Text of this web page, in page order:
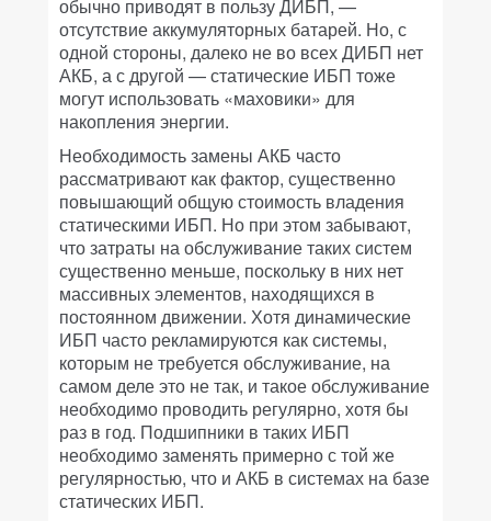
обычно приводят в пользу ДИБП, —
отсутствие аккумуляторных батарей. Но, с
одной стороны, далеко не во всех ДИБП нет
АКБ, а с другой — статические ИБП тоже
могут использовать «маховики» для
накопления энергии.
Необходимость замены АКБ часто
рассматривают как фактор, существенно
повышающий общую стоимость владения
статическими ИБП. Но при этом забывают,
что затраты на обслуживание таких систем
существенно меньше, поскольку в них нет
массивных элементов, находящихся в
постоянном движении. Хотя динамические
ИБП часто рекламируются как системы,
которым не требуется обслуживание, на
самом деле это не так, и такое обслуживание
необходимо проводить регулярно, хотя бы
раз в год. Подшипники в таких ИБП
необходимо заменять примерно с той же
регулярностью, что и АКБ в системах на базе
статических ИБП.